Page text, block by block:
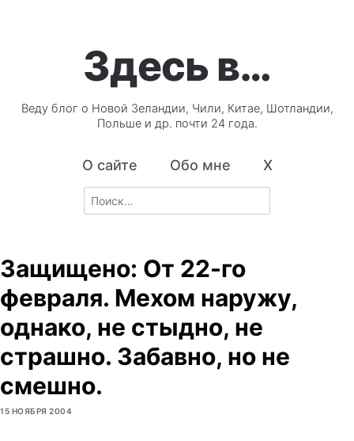
Здесь в…
Веду блог о Новой Зеландии, Чили, Китае, Шотландии,
Польше и др. почти 24 года.
О сайте Обо мне X
Search
for:
Защищено: От 22-го
февраля. Мехом наружу,
однако, не стыдно, не
страшно. Забавно, но не
смешно.
15 НОЯБРЯ 2004